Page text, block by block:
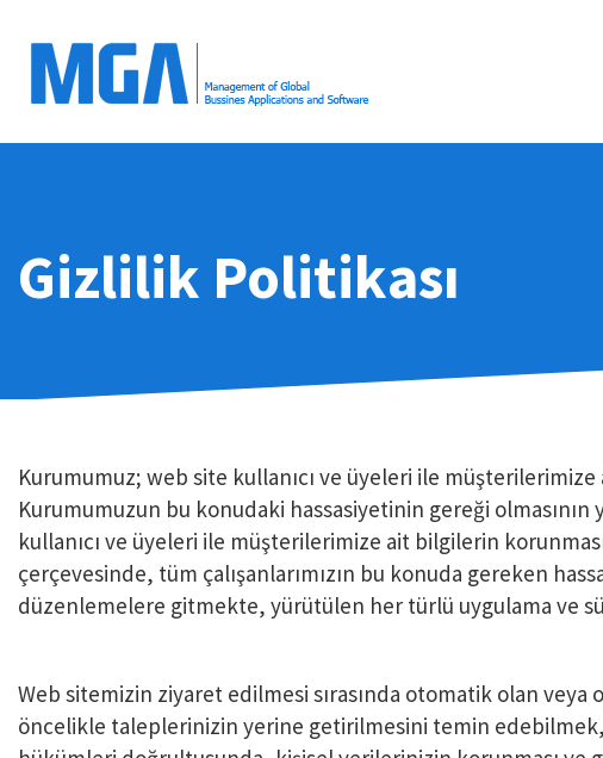
Gizlilik Politikası
Kurumumuz; web site kullanıcı ve üyeleri ile
Kurumumuzun bu konudaki hassasiyetinin gereği
kullanıcı ve üyeleri ile müşterilerimize ait bilgilerin
çerçevesinde, tüm çalışanlarımızın bu konuda gereken
düzenlemelere gitmekte, yürütülen her türlü uygulama ve
Web sitemizin ziyaret edilmesi sırasında otomatik olan
öncelikle taleplerinizin yerine getirilmesini temin edebilmek,